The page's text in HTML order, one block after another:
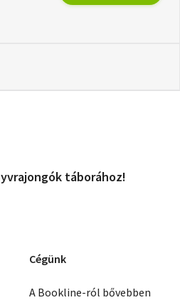
táborához!
Cégünk
A Bookline-ról bővebben